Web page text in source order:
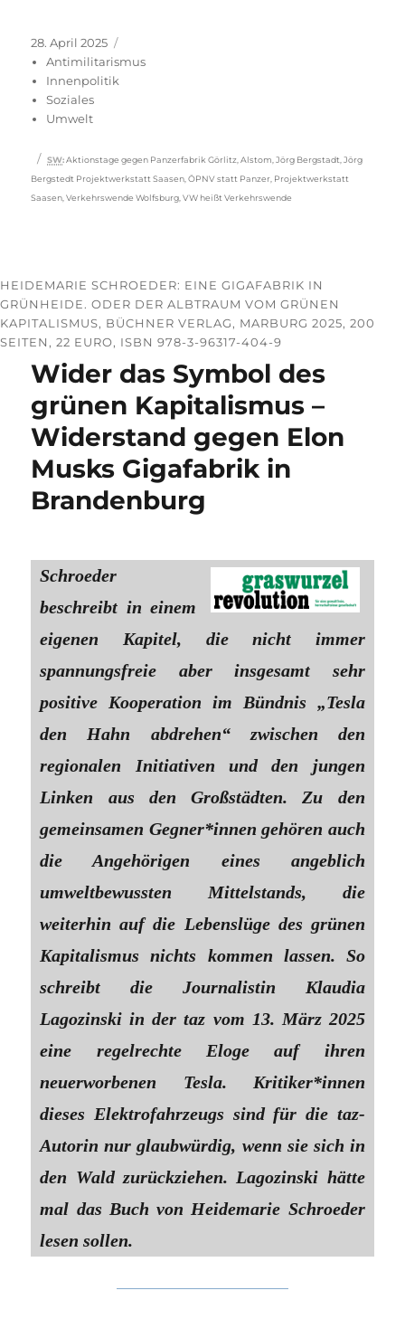
Veröffentlicht
am
28. April 2025
Antimilitarismus
Innenpolitik
Soziales
Umwelt
Schlagwörter
SW: Aktionstage gegen Panzerfabrik Görlitz ,Alstom ,Jörg Bergstadt ,Jörg
Bergstedt Projektwerkstatt Saasen ,ÖPNV statt Panzer Projektwerkstatt
Saasen ,Verkehrswende Wolfsburg ,VW heißt Verkehrswende
HEIDEMARIE SCHROEDER: EINE GIGAFABRIK IN
GRÜNHEIDE. ODER DER ALBTRAUM VOM GRÜNEN
KAPITALISMUS, BÜCHNER VERLAG, MARBURG 2025, 200
SEITEN, 22 EURO, ISBN 978-3-96317-404-9
Wider das Symbol des
grünen Kapitalismus –
Widerstand gegen Elon
Musks Gigafabrik in
Brandenburg
Schroeder
beschreibt in einem
eigenen Kapitel, die nicht immer
spannungsfreie aber insgesamt sehr
positive Kooperation im Bündnis „Tesla
den Hahn abdrehen“ zwischen den
regionalen Initiativen und den jungen
Linken aus den Großstädten. Zu den
gemeinsamen Gegner*innen gehören auch
die Angehörigen eines angeblich
umweltbewussten Mittelstands, die
weiterhin auf die Lebenslüge des grünen
Kapitalismus nichts kommen lassen. So
schreibt die Journalistin Klaudia
Lagozinski in der taz vom 13. März 2025
eine regelrechte Eloge auf ihren
neuerworbenen Tesla. Kritiker*innen
dieses Elektrofahrzeugs sind für die taz-
Autorin nur glaubwürdig, wenn sie sich in
den Wald zurückziehen. Lagozinski hätte
mal das Buch von Heidemarie Schroeder
lesen sollen.